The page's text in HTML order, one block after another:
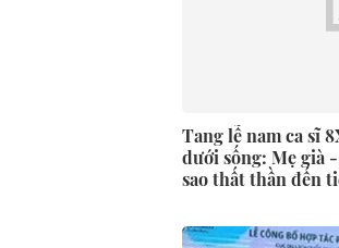
Tang lễ nam ca sĩ
dưới sống: Mẹ già
sao thất thần đến